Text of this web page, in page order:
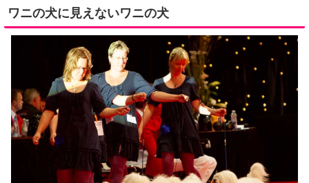
ワニの犬に見えないワニの犬